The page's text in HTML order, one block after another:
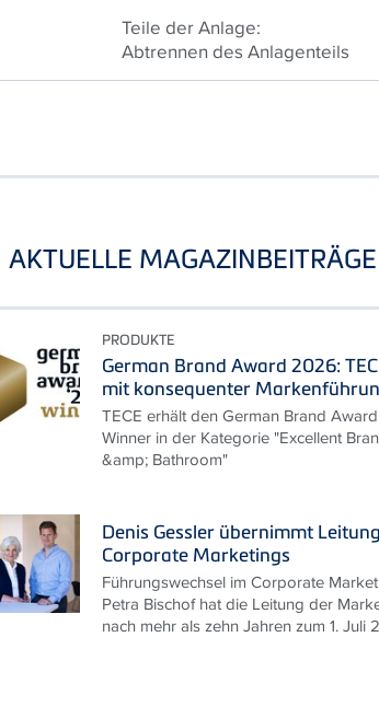
Teile der Anlage:
Abtrennen des Anlagenteils
AKTUELLE MAGAZINBEITRÄGE
PRODUKTE
German Brand Award 2026:
mit konsequenter
TECE erhält den German Brand
Winner in der Kategorie "Excellent
&amp; Bathroom"
Denis Gessler übernimmt
Corporate Marketings
Führungswechsel im Corporate
Petra Bischof hat die Leitung der
nach mehr als zehn Jahren zum 1. Juli